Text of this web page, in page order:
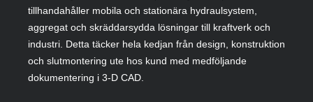
tillhandahåller mobila och stationära hydraulsystem,
aggregat och skräddarsydda lösningar till kraftverk och
industri. Detta täcker hela kedjan från design, konstruktion
och slutmontering ute hos kund med medföljande
dokumentering i 3-D CAD.